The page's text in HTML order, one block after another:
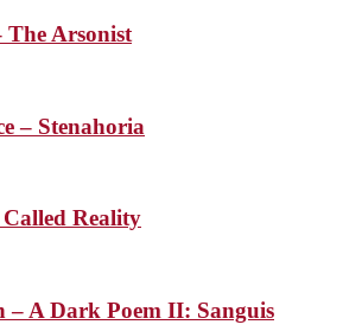
The Arsonist
– Stenahoria
Reality
– A Dark Poem II: Sanguis